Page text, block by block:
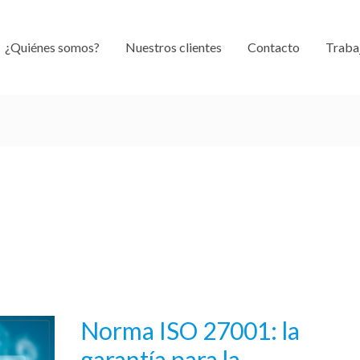
¿Quiénes somos? Nuestros clientes Contacto
Norma ISO 27001: la
Norma